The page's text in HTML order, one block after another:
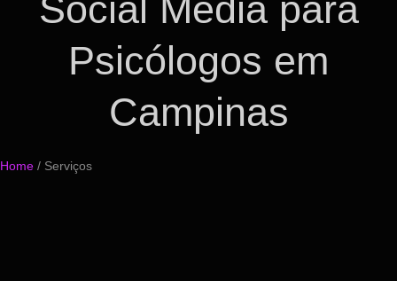
Social Media para
Psicólogos em
Campinas
Home / Serviços